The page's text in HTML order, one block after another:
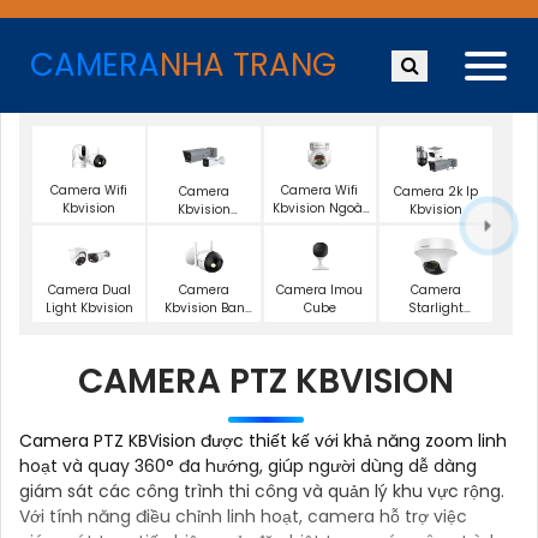
CAMERANHA TRANG
Camera Wifi
Kbvision
Camera
Kbvision
Camera Wifi
Kbvision Ngoài
Camera 2k Ip
Kbvision
Camera Dual
Light Kbvision
Camera
Kbvision Ban
Camera Imou
Cube
Camera
Starlight
CAMERA PTZ KBVISION
Camera PTZ KBVision được thiết kế với khả năng zoom linh
hoạt và quay 360° đa hướng, giúp người dùng dễ dàng
giám sát các công trình thi công và quản lý khu vực rộng.
Với tính năng điều chỉnh linh hoạt, camera hỗ trợ việc